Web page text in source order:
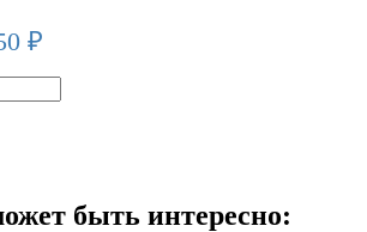
₽
быть интересно: